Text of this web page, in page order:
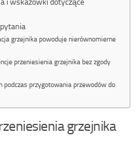
grzejnika powoduje nierównomierne
przeniesienia grzejnika bez zgody
podczas przygotowania przewodów do
grzejnika